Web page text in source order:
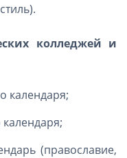
колледжей и
календаря;
(православие,